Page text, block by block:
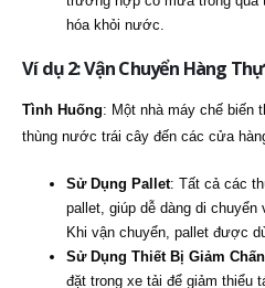
hóa khỏi nước.
Ví dụ 2: Vận Chuyển Hàng
Tình Huống: Một nhà máy chế biến
thùng nước trái cây đến các cửa
Sử Dụng Pallet: Tất cả các
pallet, giúp dễ dàng di
Khi vận chuyển, pallet được
Sử Dụng Thiết Bị Giảm Chấn
đặt trong xe tải để giảm thiểu